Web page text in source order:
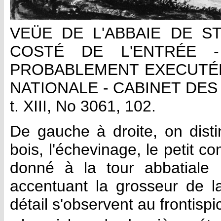
VEÜE DE L'ABBAIE DE
COSTÉ DE L'ENTRÉE
PROBABLEMENT
NATIONALE - CABINET
t. XIII, No 3061, 102.
De gauche à droite, on
bois, l'échevinage, le petit
donné à la tour abbatiale
accentuant la grosseur de
détail s'observent au